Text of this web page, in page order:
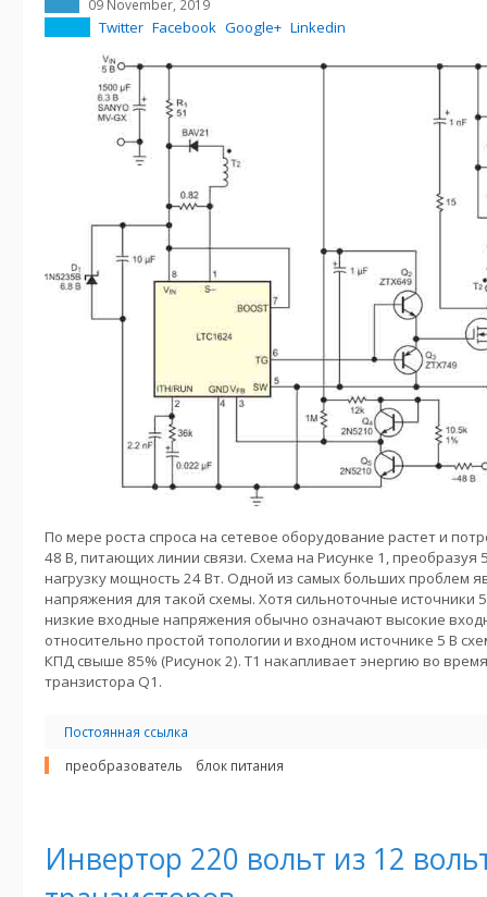
09 November, 2019
Twitter Facebook Google+ Linkedin
По мере роста спроса на сетевое оборудование растет и
48 В, питающих линии связи. Схема на Рисунке 1, преобразуя
нагрузку мощность 24 Вт. Одной из самых больших проблем
напряжения для такой схемы. Хотя сильноточные источники
низкие входные напряжения обычно означают высокие
относительно простой топологии и входном источнике 5 В
КПД свыше 85% (Рисунок 2). T1 накапливает энергию во
транзистора Q1.
Постоянная ссылка
преобразователь
блок питания
Инвертор 220 вольт из 12